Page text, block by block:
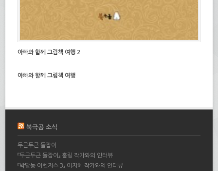
아빠와 함께 그림책 여행 2
아빠와 함께 그림책 여행
북극곰 소식
두근두근 돌잡이
『두근두근 돌잡이』 홀링 작가와의 인터뷰
『박달동 어벤저스 3』 이지혜 작가와의 인터뷰